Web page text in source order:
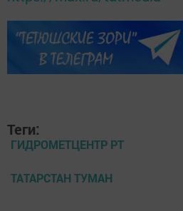
Теги:
ГИДРОМЕТЦЕНТР РТ
ТАТАРСТАН ТУМАН